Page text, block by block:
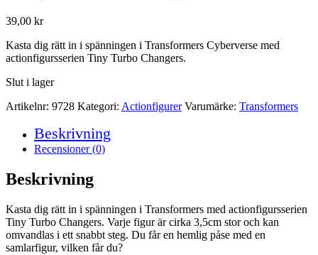
39,00 kr
Kasta dig rätt in i spänningen i Transformers Cyberverse med
actionfigursserien Tiny Turbo Changers.
Slut i lager
Artikelnr: 9728 Kategori: Actionfigurer Varumärke: Transformers
Beskrivning
Recensioner (0)
Beskrivning
Kasta dig rätt in i spänningen i Transformers med actionfigursserien
Tiny Turbo Changers. Varje figur är cirka 3,5cm stor och kan
omvandlas i ett snabbt steg. Du får en hemlig påse med en
samlarfigur, vilken får du?